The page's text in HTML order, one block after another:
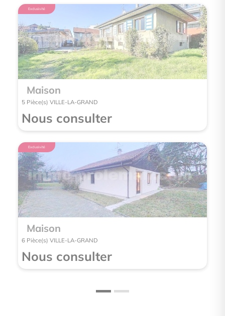
Exclusivité
Maison
5 Pièce(s) VILLE-LA-GRAND
Nous consulter
Exclusivité
Maison
6 Pièce(s) VILLE-LA-GRAND
Nous consulter
Exclusivité